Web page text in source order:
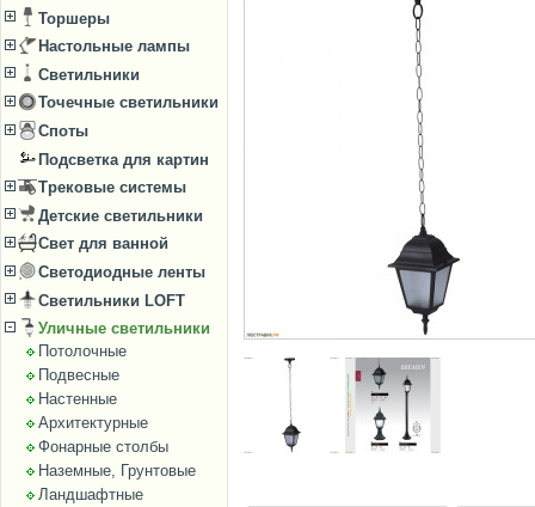
Торшеры
Настольные лампы
Светильники
Точечные светильники
Споты
Подсветка для картин
Трековые системы
Детские светильники
Свет для ванной
Светодиодные ленты
Светильники LOFT
Уличные светильники
Потолочные
Подвесные
Настенные
Архитектурные
Фонарные столбы
Наземные, Грунтовые
Ландшафтные